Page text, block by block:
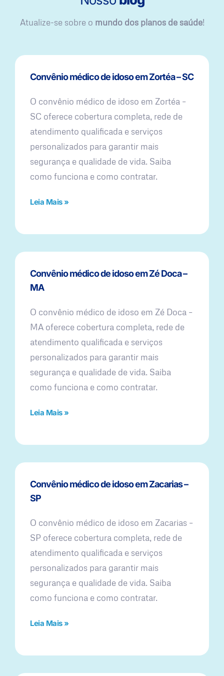
Atualize-se sobre o mundo dos planos de saúde!
Convênio médico de idoso em Zortéa – SC
O convênio médico de idoso em Zortéa –
SC oferece cobertura completa, rede de
atendimento qualificada e serviços
personalizados para garantir mais
segurança e qualidade de vida. Saiba
como funciona e como contratar.
Leia Mais »
Convênio médico de idoso em Zé Doca –
MA
O convênio médico de idoso em Zé Doca –
MA oferece cobertura completa, rede de
atendimento qualificada e serviços
personalizados para garantir mais
segurança e qualidade de vida. Saiba
como funciona e como contratar.
Leia Mais »
Convênio médico de idoso em Zacarias –
SP
O convênio médico de idoso em Zacarias –
SP oferece cobertura completa, rede de
atendimento qualificada e serviços
personalizados para garantir mais
segurança e qualidade de vida. Saiba
como funciona e como contratar.
Leia Mais »